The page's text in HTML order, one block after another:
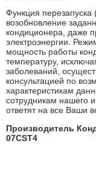
Функция перезапуска
возобновление
кондиционера, даже
электроэнергии.
мощность работы
температуру,
заболеваний,
консультацией по
характеристикам
сотрудникам нашего
ответят на все Ваши
Производитель
07CST4